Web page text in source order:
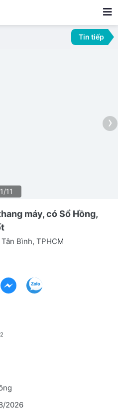
Tin tiếp
›
1/11
máy, có Sổ Hồng,
Bình, TPHCM
2
2026